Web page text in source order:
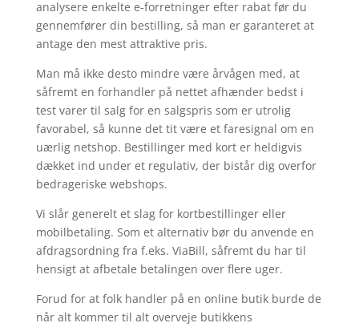
analysere enkelte e-forretninger efter rabat før du
gennemfører din bestilling, så man er garanteret at
antage den mest attraktive pris.
Man må ikke desto mindre være årvågen med, at
såfremt en forhandler på nettet afhænder bedst i
test varer til salg for en salgspris som er utrolig
favorabel, så kunne det tit være et faresignal om en
uærlig netshop. Bestillinger med kort er heldigvis
dækket ind under et regulativ, der bistår dig overfor
bedrageriske webshops.
Vi slår generelt et slag for kortbestillinger eller
mobilbetaling. Som et alternativ bør du anvende en
afdragsordning fra f.eks. ViaBill, såfremt du har til
hensigt at afbetale betalingen over flere uger.
Forud for at folk handler på en online butik burde de
når alt kommer til alt overveje butikkens